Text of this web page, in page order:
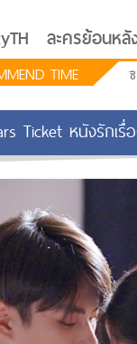
ละครย้อนหลั
TIME
รัก
Ticket หนังรักเรื่